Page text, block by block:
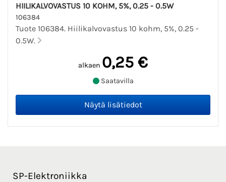
HIILIKALVOVASTUS 10 KOHM, 5%, 0.25 - 0.5W
106384
Tuote 106384. Hiilikalvovastus 10 kohm, 5%, 0.25 -
0.5W.
alkaen 0,25 €
Saatavilla
SP-Elektroniikka